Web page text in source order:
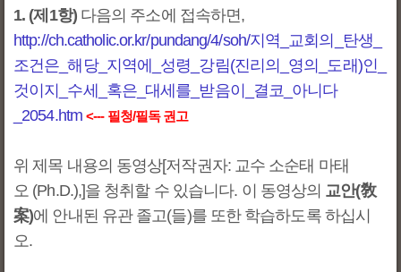
1. (제1항)다음의 주소에 접속하면,
http://ch.catholic.or.kr/pundang/4/soh/지역_교회의_탄생_
조건은_해당_지역에_성령_강림(진리의_영의_도래)인_
것이지_수세_혹은_대세를_받음이_결코_아니다
_2054.htm <--- 필청/필독 권고
위 제목 내용의 동영상[저작권자: 교수 소순태 마태
오 (Ph.D.),]을 청취할 수 있습니다. 이 동영상의 교안(敎
案)에 안내된 유관 졸고(들)를 또한 학습하도록 하십시
오.